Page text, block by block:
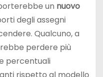
un nuovo
degli assegni
Qualcuno, a
perdere più
percentuali